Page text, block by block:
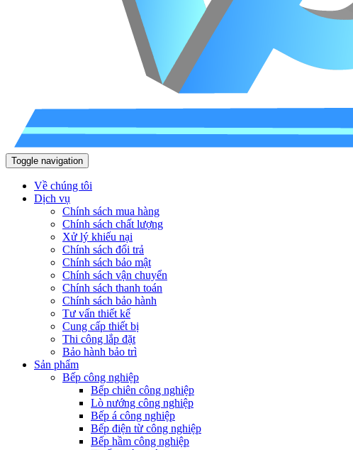
Toggle navigation
Về chúng tôi
Dịch vụ
Chính sách mua hàng
Chính sách chất lượng
Xử lý khiếu nại
Chính sách đổi trả
Chính sách bảo mật
Chính sách vận chuyển
Chính sách thanh toán
Chính sách bảo hành
Tư vấn thiết kế
Cung cấp thiết bị
Thi công lắp đặt
Bảo hành bảo trì
Sản phẩm
Bếp công nghiệp
Bếp chiên công nghiệp
Lò nướng công nghiệp
Bếp á công nghiệp
Bếp điện từ công nghiệp
Bếp hầm công nghiệp